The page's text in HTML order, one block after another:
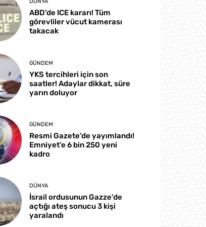
DÜNYA
ABD’de ICE kararı! Tüm
görevliler vücut kamerası
takacak
GÜNDEM
YKS tercihleri için son
saatler! Adaylar dikkat, süre
yarın doluyor
GÜNDEM
Resmi Gazete’de yayımlandı!
Emniyet’e 6 bin 250 yeni
kadro
DÜNYA
İsrail ordusunun Gazze’de
açtığı ateş sonucu 3 kişi
yaralandı